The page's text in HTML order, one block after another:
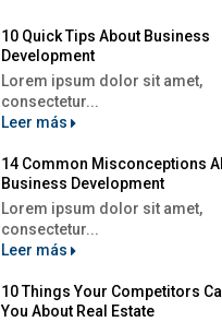
10 Quick Tips About Business
Development
Lorem ipsum dolor sit amet,
consectetur...
Leer más
14 Common Misconceptions
Business Development
Lorem ipsum dolor sit amet,
consectetur...
Leer más
10 Things Your Competitors
You About Real Estate